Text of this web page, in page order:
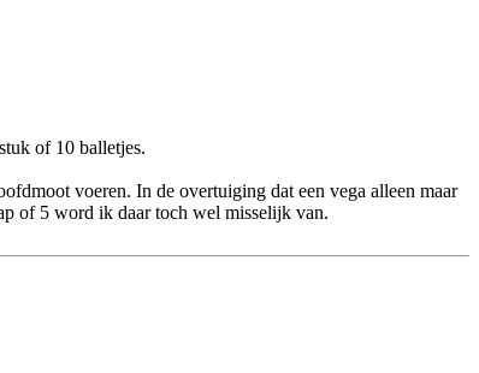
of 10 balletjes.
voeren. In de overtuiging dat een vega alleen maar
of 5 word ik daar toch wel misselijk van.